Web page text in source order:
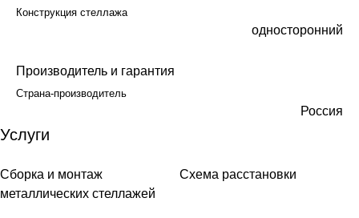
Конструкция стеллажа
односторонний
Производитель и гарантия
Страна-производитель
Россия
Услуги
Сборка и монтаж
металлических стеллажей
Схема расстановки